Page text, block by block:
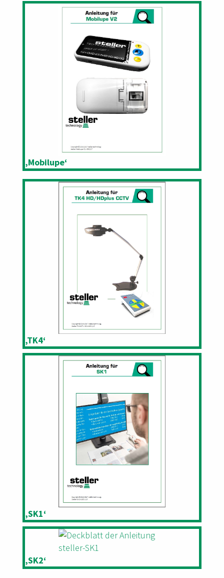
‚Mobilupe‘
‚TK4‘
‚SK1‘
‚SK2‘